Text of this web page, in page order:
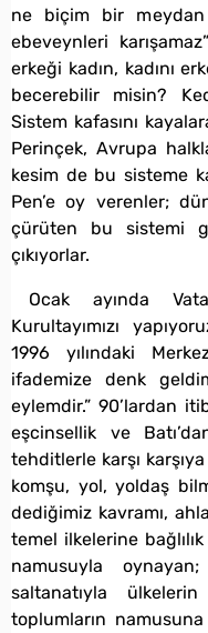
ne biçim bir meydan
ebeveynleri
erkeği kadın, kadını
becerebilir misin?
Sistem kafasını
Perinçek, Avrupa
kesim de bu sisteme
Pen’e oy verenler;
çürüten bu sistemi
çıkıyorlar.
Ocak ayında
Kurultayımızı
1996 yılındaki
ifademize denk
eylemdir.” 90’lardan
eşcinsellik ve
tehditlerle karşı
komşu, yol, yoldaş
dediğimiz kavramı,
temel ilkelerine
namusuyla
saltanatıyla
toplumların